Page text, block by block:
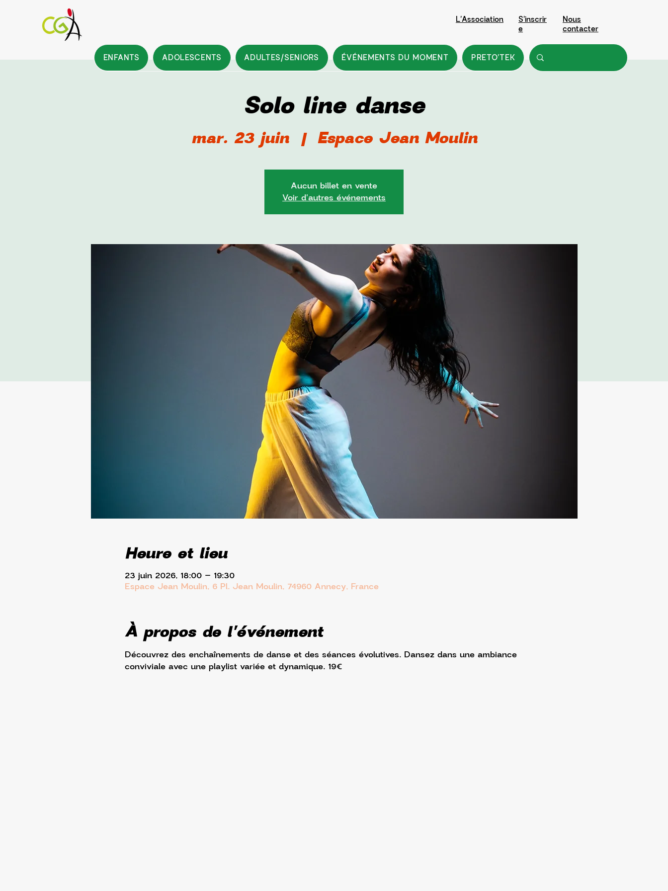
L'Association S'inscrir
e
Nous
contacter
ENFANTS
ADOLESCENTS ADULTES/SENIORS ÉVÉNEMENTS DU MOMENT PRETO'TEK
Solo line danse
mar. 23 juin
  |
Espace Jean Moulin
Aucun billet en vente
Voir d'autres événements
Heure et lieu
23 juin 2026, 18:00 – 19:30
Espace Jean Moulin, 6 Pl. Jean Moulin, 74960 Annecy, France
À propos de l'événement
Découvrez des enchaînements de danse et des séances évolutives. Dansez dans une ambiance
conviviale avec une playlist variée et dynamique. 19€